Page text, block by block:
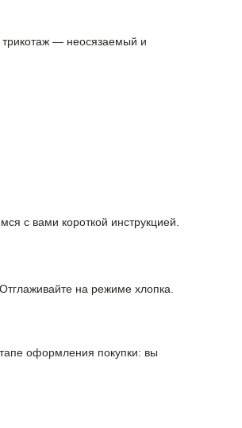
трикотаж — неосязаемый и
с вами короткой инструкцией.
на режиме хлопка.
оформления покупки: вы